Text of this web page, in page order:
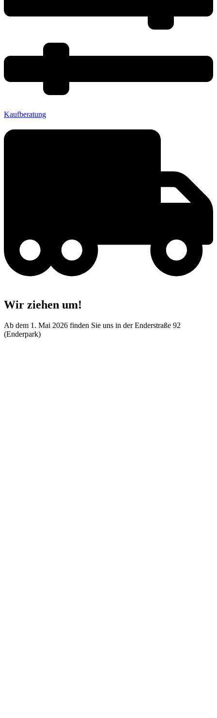
Kaufberatung
Wir ziehen um!
Ab dem 1. Mai 2026 finden Sie uns in der Enderstraße 92
(Enderpark)